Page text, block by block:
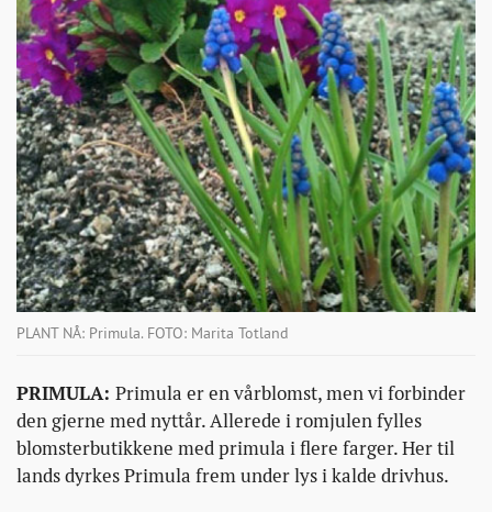
PLANT NÅ: Primula. FOTO: Marita Totland
PRIMULA: Primula er en vårblomst, men vi forbinder
den gjerne med nyttår. Allerede i romjulen fylles
blomsterbutikkene med primula i flere farger. Her til
lands dyrkes Primula frem under lys i kalde drivhus.